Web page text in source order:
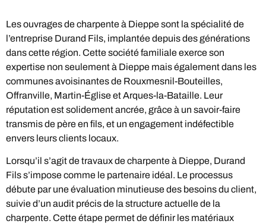
Les ouvrages de charpente à Dieppe sont la spécialité de
l’entreprise Durand Fils, implantée depuis des générations
dans cette région. Cette société familiale exerce son
expertise non seulement à Dieppe mais également dans les
communes avoisinantes de Rouxmesnil-Bouteilles,
Offranville, Martin-Église et Arques-la-Bataille. Leur
réputation est solidement ancrée, grâce à un savoir-faire
transmis de père en fils, et un engagement indéfectible
envers leurs clients locaux.
Lorsqu’il s’agit de travaux de charpente à Dieppe, Durand
Fils s’impose comme le partenaire idéal. Le processus
débute par une évaluation minutieuse des besoins du client,
suivie d’un audit précis de la structure actuelle de la
charpente. Cette étape permet de définir les matériaux